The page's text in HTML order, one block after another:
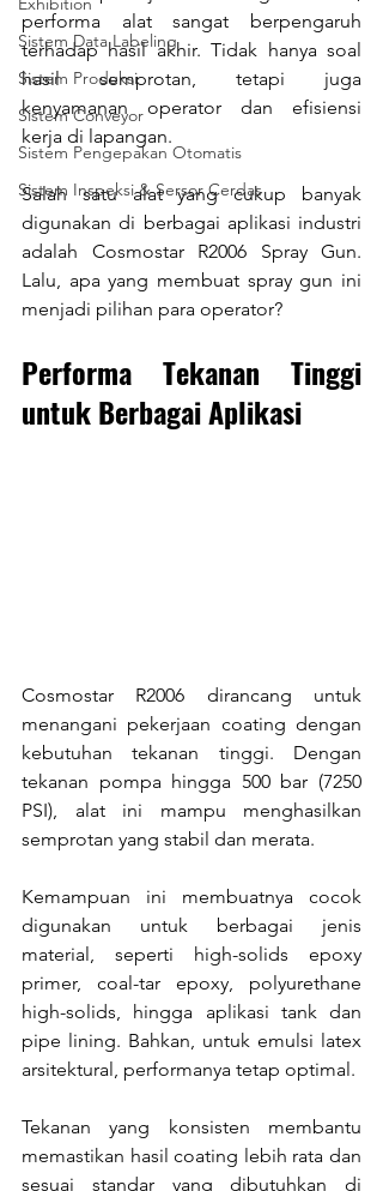
Sistem Data Labeling
Sistem Produksi
Sistem Conveyor
Sistem Pengepakan Otomatis
Sistem Inspeksi & Sersor Cerdas
performa alat sangat berpengaruh
terhadap hasil akhir. Tidak hanya soal
hasil semprotan, tetapi juga
kenyamanan operator dan efisiensi
kerja di lapangan.
Salah satu alat yang cukup banyak
digunakan di berbagai aplikasi industri
adalah Cosmostar R2006 Spray Gun.
Lalu, apa yang membuat spray gun ini
menjadi pilihan para operator?
Performa Tekanan Tinggi
untuk Berbagai Aplikasi
Cosmostar R2006 dirancang untuk
menangani pekerjaan coating dengan
kebutuhan tekanan tinggi. Dengan
tekanan pompa hingga 500 bar (7250
PSI), alat ini mampu menghasilkan
semprotan yang stabil dan merata.
Kemampuan ini membuatnya cocok
digunakan untuk berbagai jenis
material, seperti high-solids epoxy
primer, coal-tar epoxy, polyurethane
high-solids, hingga aplikasi tank dan
pipe lining. Bahkan, untuk emulsi latex
arsitektural, performanya tetap optimal.
Tekanan yang konsisten membantu
memastikan hasil coating lebih rata dan
sesuai standar yang dibutuhkan di